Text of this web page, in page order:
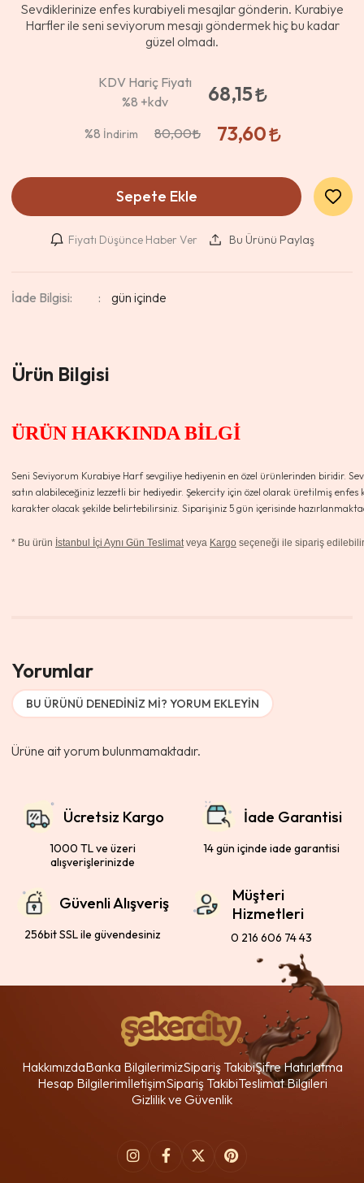
Sevdiklerinize enfes kurabiyeli mesajlar gönderin. Kurabiye
Harfler ile seni seviyorum mesajı göndermek hiç bu kadar
güzel olmadı.
KDV Hariç Fiyatı
%8 +kdv 68,15
%8 İndirim 80,00 73,60
Sepete Ekle
Fiyatı Düşünce Haber Ver Bu Ürünü Paylaş
İade Bilgisi:
Ürün Bilgisi
ÜRÜN HAKKINDA BİLGİ
Seni Seviyorum Kurabiye Harf sevgiliye hediyenin en özel ürünlerinden biridir.
satın alabileceğiniz lezzetli bir hediyedir. Şekercity için özel olarak üretilmiş
karakter olacak şekilde belirtebilirsiniz. Siparişiniz 5 gün içerisinde
* Bu ürün İstanbul İçi Aynı Gün Teslimat veya Kargo seçeneği ile sipariş
Yorumlar
BU ÜRÜNÜ DENEDINIZ MI? YORUM EKLEYIN
Ürüne ait yorum bulunmamaktadır.
Ücretsiz Kargo
1000 TL ve üzeri
alışverişlerinizde
İade Garantisi
14 gün içinde iade garantisi
Güvenli Alışveriş
256bit SSL ile güvendesiniz
Müşteri
Hizmetleri
0 216 606 74 43
HakkımızdaBanka BilgilerimizSipariş TakibiŞifre Hatırlatma
Hesap BilgilerimİletişimSipariş TakibiTeslimat Bilgileri
Gizlilik ve Güvenlik